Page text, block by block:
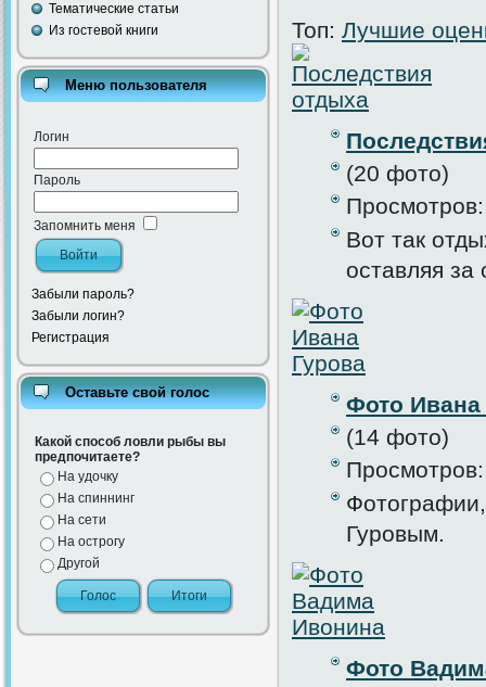
Тематические статьи
Из гостевой книги
Меню пользователя
Логин
Пароль
Запомнить меня
Забыли пароль?
Забыли логин?
Регистрация
Оставьте свой голос
Какой способ ловли рыбы вы
предпочитаете?
На удочку
На спиннинг
На сети
На острогу
Другой
Топ: Лучшие
(20 фото)
Вот так
оставляя за
Фото Ивана
(14 фото)
Гуровым.
Фото